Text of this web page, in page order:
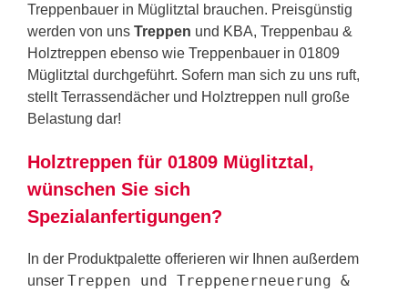
Treppenbauer in Müglitztal brauchen. Preisgünstig
werden von uns Treppen und KBA, Treppenbau &
Holztreppen ebenso wie Treppenbauer in 01809
Müglitztal durchgeführt. Sofern man sich zu uns ruft,
stellt Terrassendächer und Holztreppen null große
Belastung dar!
Holztreppen für 01809 Müglitztal,
wünschen Sie sich
Spezialanfertigungen?
In der Produktpalette offerieren wir Ihnen außerdem
unser Treppen und Treppenerneuerung &